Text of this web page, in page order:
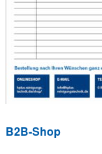
B2B-Shop